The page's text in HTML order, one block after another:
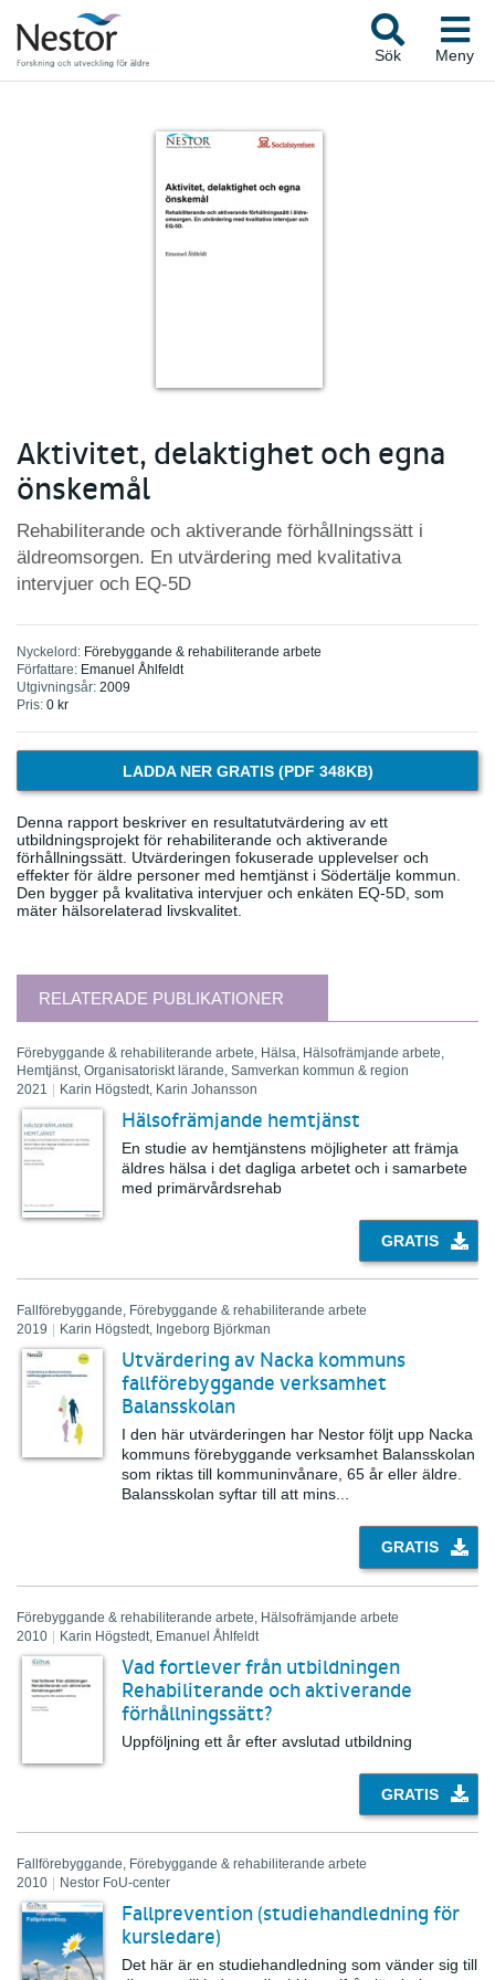
Sök Meny
Aktivitet, delaktighet och egna
önskemål
Rehabiliterande och aktiverande förhållningssätt i
äldreomsorgen. En utvärdering med kvalitativa
intervjuer och EQ-5D
Nyckelord: Förebyggande & rehabiliterande arbete
Författare: Emanuel Åhlfeldt
Utgivningsår: 2009
Pris: 0 kr
LADDA NER GRATIS (PDF 348KB)
Denna rapport beskriver en resultatutvärdering av ett
utbildningsprojekt för rehabiliterande och aktiverande
förhållningssätt. Utvärderingen fokuserade upplevelser och
effekter för äldre personer med hemtjänst i Södertälje kommun.
Den bygger på kvalitativa intervjuer och enkäten EQ-5D, som
mäter hälsorelaterad livskvalitet.
RELATERADE PUBLIKATIONER
Förebyggande & rehabiliterande arbete, Hälsa, Hälsofrämjande arbete,
Hemtjänst, Organisatoriskt lärande, Samverkan kommun & region
2021
Karin Högstedt, Karin Johansson
Hälsofrämjande hemtjänst
En studie av hemtjänstens möjligheter att främja
äldres hälsa i det dagliga arbetet och i samarbete
med primärvårdsrehab
GRATIS
Fallförebyggande, Förebyggande & rehabiliterande arbete
2019
Karin Högstedt, Ingeborg Björkman
Utvärdering av Nacka kommuns
fallförebyggande verksamhet
Balansskolan
I den här utvärderingen har Nestor följt upp Nacka
kommuns förebyggande verksamhet Balansskolan
som riktas till kommuninvånare, 65 år eller äldre.
Balansskolan syftar till att mins...
GRATIS
Förebyggande & rehabiliterande arbete, Hälsofrämjande arbete
2010 | Karin Högstedt, Emanuel Åhlfeldt
Vad fortlever från utbildningen
Rehabiliterande och aktiverande
förhållningssätt?
Uppföljning ett år efter avslutad utbildning
GRATIS
Fallförebyggande, Förebyggande & rehabiliterande arbete
2010 | Nestor FoU-center
Fallprevention (studiehandledning för
kursledare)
Det här är en studiehandledning som vänder sig till